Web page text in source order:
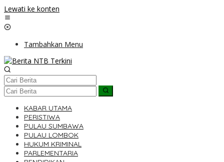
Lewati ke konten
Tambahkan Menu
KABAR UTAMA
PERISTIWA
PULAU SUMBAWA
PULAU LOMBOK
HUKUM KRIMINAL
PARLEMENTARIA